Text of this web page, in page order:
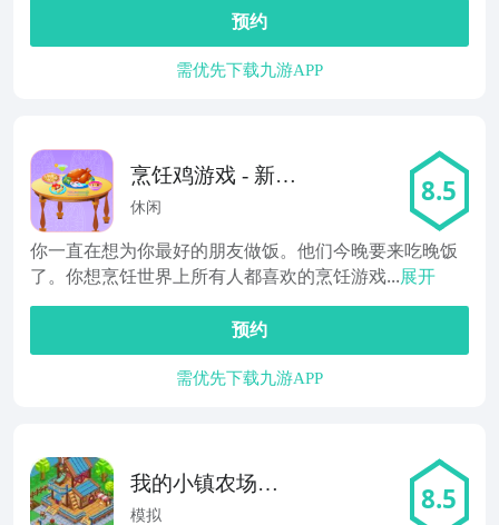
预约
需优先下载九游APP
烹饪鸡游戏 - 新的
烹饪游戏
休闲 8.5
你一直在想为你最好的朋友做饭。他们今晚要来吃晚饭
了。你想烹饪世界上所有人都喜欢的烹饪游戏...展开
预约
需优先下载九游APP
我的小镇农场
2022
模拟 8.5